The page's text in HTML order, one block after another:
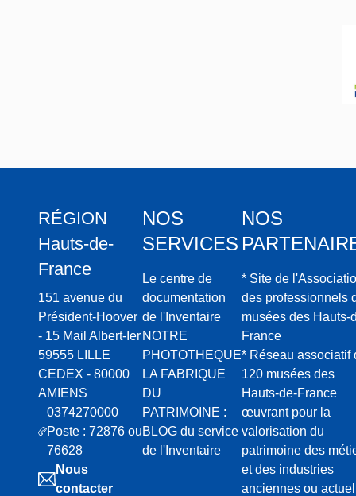
systématique
Un
ville, musée
la ville.
Bibliographie
* GRENIER
Franc
* RENAUD
Fragments
RÉGION
Hauts-de-
France
151 avenue du
Président-Hoover
- 15 Mail Albert-Ier
59555 LILLE
CEDEX - 80000
AMIENS
0374270000
Poste : 72876 ou
76628
Nous
contacter
NOS
SERVICES
Le centre de
documentation
de l'Inventaire
NOTRE
PHOTOTHEQUE
LA FABRIQUE
DU
PATRIMOINE :
BLOG du service
de l'Inventaire
NOS
* Site de
des professionnels
musées des Hauts-
France
* Réseau associatif
120 musées des
Hauts-de-France
œuvrant pour la
valorisation du
patrimoine des
et des industries
anciennes ou